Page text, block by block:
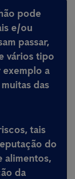
pode
e/ou
passar,
vários tipo
a
das
tais
do
alimentos,
da